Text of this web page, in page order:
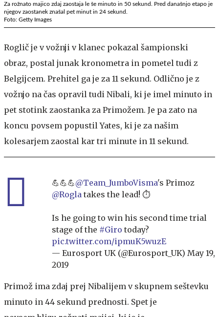
Za rožnato majico zdaj zaostaja le še minuto in 50 sekund. Pred današnjo etapo je
njegov zaostanek znašal pet minut in 24 sekund.
Foto: Getty Images
Roglič je v vožnji v klanec pokazal šampionski
obraz, postal junak kronometra in pometel tudi z
Belgijcem. Prehitel ga je za 11 sekund. Odlično je z
vožnjo na čas opravil tudi Nibali, ki je imel minuto in
pet stotink zaostanka za Primožem. Je pa zato na
koncu povsem popustil Yates, ki je za našim
kolesarjem zaostal kar tri minute in 11 sekund.
💪💪💪@Team_JumboVisma's Primoz
@Rogla takes the lead! ⏱
Is he going to win his second time trial
stage of the #Giro today?
pic.twitter.com/ipmuK5wuzE
— Eurosport UK (@Eurosport_UK) May 19,
2019
Primož ima zdaj prej Nibalijem v skupnem seštevku
minuto in 44 sekund prednosti. Spet je